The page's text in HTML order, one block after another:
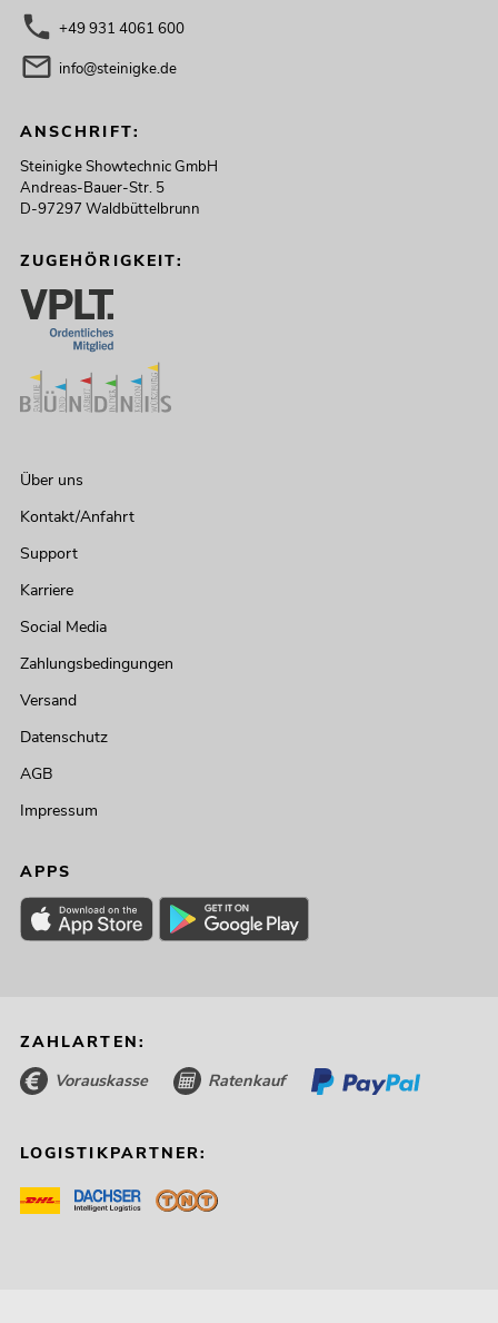
+49 931 4061 600
info@steinigke.de
ANSCHRIFT:
Steinigke Showtechnic GmbH
Andreas-Bauer-Str. 5
D-97297 Waldbüttelbrunn
ZUGEHÖRIGKEIT:
Über uns
Kontakt/Anfahrt
Support
Karriere
Social Media
Zahlungsbedingungen
Versand
Datenschutz
AGB
Impressum
APPS
ZAHLARTEN:
Vorauskasse Ratenkauf
LOGISTIKPARTNER: